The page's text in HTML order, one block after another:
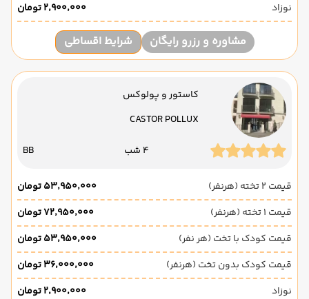
نوزاد
۲٬۹۰۰٬۰۰۰ تومان
مشاوره و رزرو رایگان شرایط اقساطی
کاستور و پولوکس
CASTOR POLLUX
4 شب BB
قیمت 2 تخته (هرنفر)
۵۳٬۹۵۰٬۰۰۰ تومان
قیمت 1 تخته (هرنفر)
۷۲٬۹۵۰٬۰۰۰ تومان
قیمت کودک با تخت (هر نفر)
۵۳٬۹۵۰٬۰۰۰ تومان
قیمت کودک بدون تخت (هرنفر)
۳۶٬۰۰۰٬۰۰۰ تومان
نوزاد
۲٬۹۰۰٬۰۰۰ تومان